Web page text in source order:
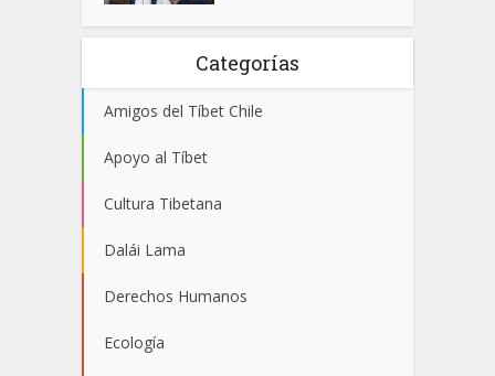
Categorías
Amigos del Tíbet Chile
Apoyo al Tíbet
Cultura Tibetana
Dalái Lama
Derechos Humanos
Ecología